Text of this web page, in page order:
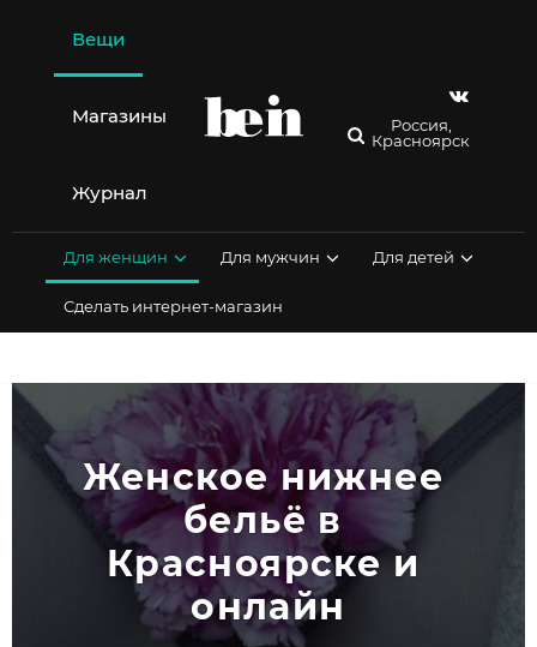
содержимому
Вещи
Магазины
Журнал
Россия,
Красноярск
Для женщин Для мужчин Для детей
Сделать интернет-магазин
Женское нижнее
бельё в
Красноярске и
онлайн